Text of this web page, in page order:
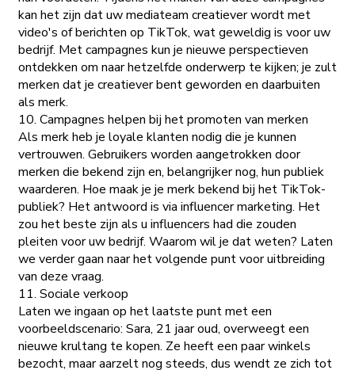
kan het zijn dat uw mediateam creatiever wordt met
video's of berichten op TikTok, wat geweldig is voor uw
bedrijf. Met campagnes kun je nieuwe perspectieven
ontdekken om naar hetzelfde onderwerp te kijken; je zult
merken dat je creatiever bent geworden en daarbuiten
als merk.
10. Campagnes helpen bij het promoten van merken
Als merk heb je loyale klanten nodig die je kunnen
vertrouwen. Gebruikers worden aangetrokken door
merken die bekend zijn en, belangrijker nog, hun publiek
waarderen. Hoe maak je je merk bekend bij het TikTok-
publiek? Het antwoord is via influencer marketing. Het
zou het beste zijn als u influencers had die zouden
pleiten voor uw bedrijf. Waarom wil je dat weten? Laten
we verder gaan naar het volgende punt voor uitbreiding
van deze vraag.
11. Sociale verkoop
Laten we ingaan op het laatste punt met een
voorbeeldscenario: Sara, 21 jaar oud, overweegt een
nieuwe krultang te kopen. Ze heeft een paar winkels
bezocht, maar aarzelt nog steeds, dus wendt ze zich tot